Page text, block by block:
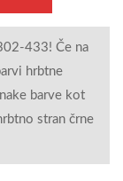
433! Če na
hrbtne
barve kot
stran črne